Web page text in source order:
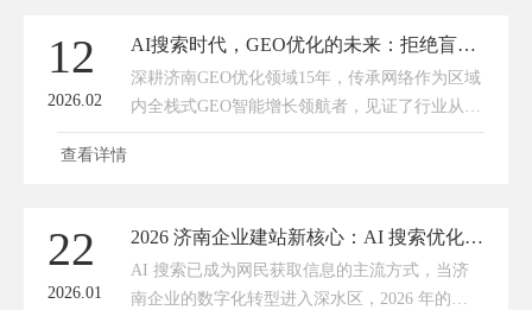
量收录，2026年怎么突然变慢了？”其实，百度
收录变慢从不是“故意刁难”，而是2026年百度算
法全面升级，进入“质化改革”新阶段，量子蜘蛛
12
2026.02
AI搜索时代，GEO优化的未来：拒绝盲目投喂，深耕价值本身
深耕济南GEO优化领域15年，传承网络作为区域
内全栈式GEO智能增长领航者，见证了行业从野
蛮生长到规范发展的全过程。在服务1200+本地
GEO竞争，是认知价值的竞争，是合规实力的竞
争，更是为客户创造实际商业价值的竞争。
查看详情
22
2026.01
2026 济南企业建站新核心：AI 搜索优化才是流量破局关键
AI 搜索已成为网民获取信息的主流方式，当济
南企业的数字化转型进入深水区，2026 年的济